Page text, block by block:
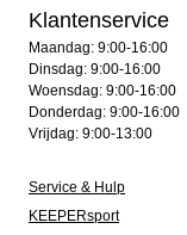
Klantenservice
Maandag: 9:00-16:00
Dinsdag: 9:00-16:00
Woensdag: 9:00-16:00
Donderdag: 9:00-16:00
Vrijdag: 9:00-13:00
Service & Hulp
KEEPERsport